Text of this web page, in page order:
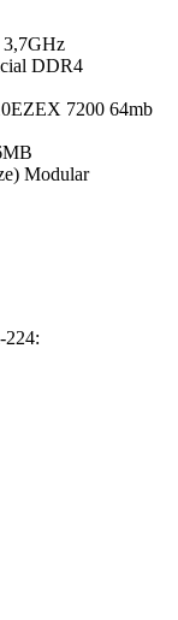
3,7GHz
DDR4
7200 64mb
Modular